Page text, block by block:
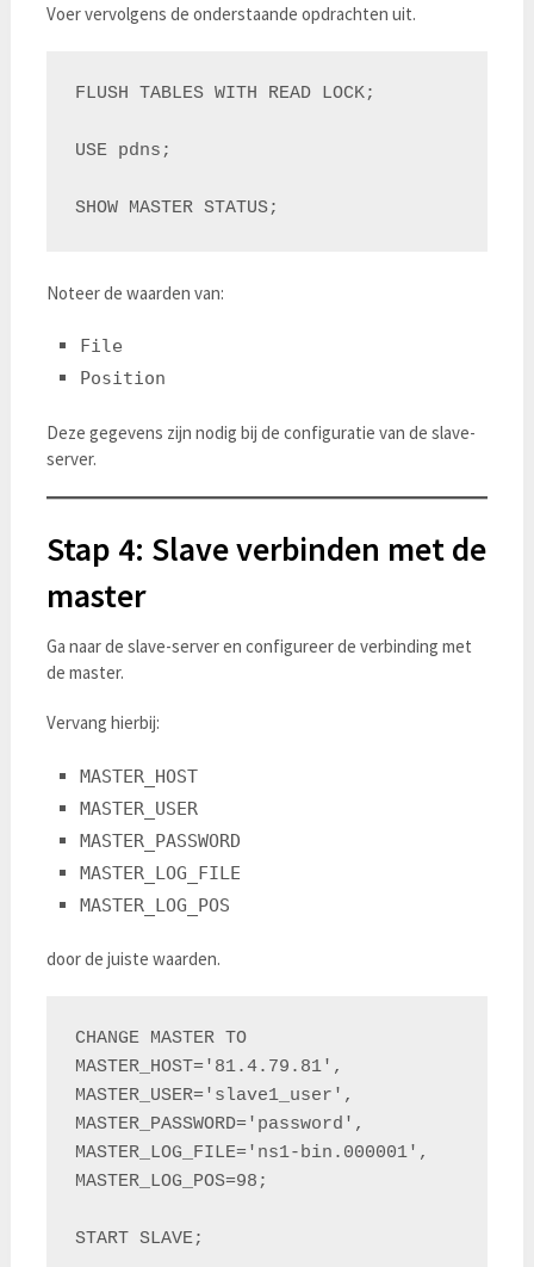
Voer vervolgens de onderstaande opdrachten uit.
FLUSH TABLES WITH READ LOCK;
USE pdns;
Noteer de waarden van:
File
Position
Deze gegevens zijn nodig bij de configuratie van de slave-
server.
Stap 4: Slave verbinden met de
master
Ga naar de slave-server en configureer de verbinding met
de master.
Vervang hierbij:
MASTER_HOST
MASTER_USER
MASTER_PASSWORD
MASTER_LOG_FILE
MASTER_LOG_POS
door de juiste waarden.
CHANGE MASTER TO
MASTER_HOST='81.4.79.81',
MASTER_USER='slave1_user',
MASTER_PASSWORD='password',
MASTER_LOG_FILE='ns1-bin.000001',
MASTER_LOG_POS=98;